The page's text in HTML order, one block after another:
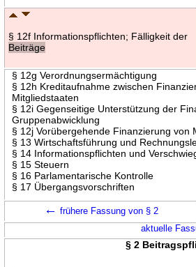
§ 12f Informationspflichten; Fälligkeit der
Beiträge
§ 12g Verordnungsermächtigung
§ 12h Kreditaufnahme zwischen
Mitgliedstaaten
§ 12i Gegenseitige Unterstützung der
Gruppenabwicklung
§ 12j Vorübergehende Finanzierung
§ 13 Wirtschaftsführung und
§ 14 Informationspflichten und
§ 15 Steuern
§ 16 Parlamentarische Kontrolle
§ 17 Übergangsvorschriften
← frühere Fassung von § 2
aktuelle
§ 2